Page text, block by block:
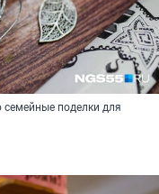
поделки для